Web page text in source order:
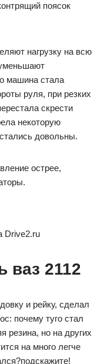
поясок
нагрузку на всю
машина стала
руля, при резких
скрести
некоторую
довольны.
острее,
Drive2.ru
ваз 2112
и рейку, сделал
почему туго стал
резина, но на других
на много легче